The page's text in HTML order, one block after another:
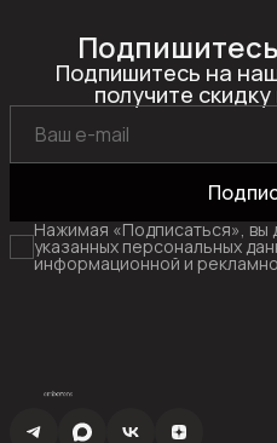
Подпишитесь на
получите
Нажимая «Подписаться», вы
указанных персональных
информационной и